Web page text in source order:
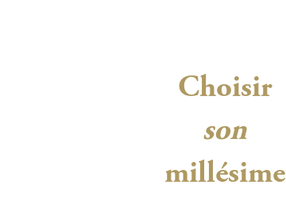
Choisir
son
millésime